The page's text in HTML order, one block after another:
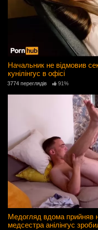
Начальник не відмовив
кунілінгус в офісі
3774 переглядів 91%
Медогляд вдома прийняв
медсестра анілінгус